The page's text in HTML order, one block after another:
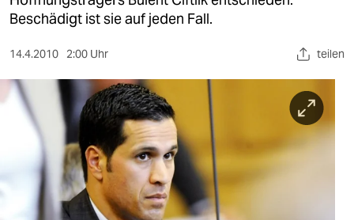
kultur
sport
berlin
nord
wahrheit
verlag
Beschädigt ist sie auf jeden Fall.
14.4.2010 2:00 Uhr teilen